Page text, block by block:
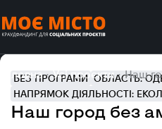
Головна Усі проєкти Наш
БЕЗ ПРОГРАМИ ОБЛАСТЬ:
НАПРЯМОК ДІЯЛЬНОСТІ:
Наш город без